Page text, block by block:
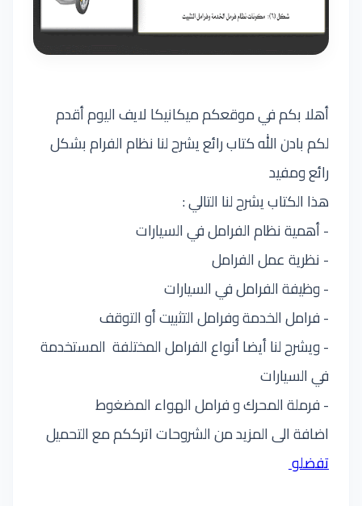
أهلا بكم في موقعكم ميكانيكا لايف اليوم أقدم
لكم بادن الله كتاب رائع يشرح لنا نظام الفرام بشكل
رائع ومفيد
هذا الكتاب يشرح لنا التالي :
- أهمية نظام الفرامل في السيارات
- نظرية عمل الفرامل
- وظيفة الفرامل في السيارات
- فرامل الخدمة وفرامل التثبيت أو التوقف
- ويشرح لنا أيضا أنواع الفرامل المختلفة المستخدمة
في السيارات
- فرملة المحرك و فرامل الهواء المضغوط
اضافة الى المزيد من الشروحات اترككم مع التحميل
تفضلو